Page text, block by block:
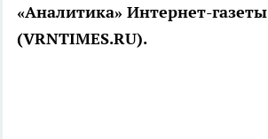
«Аналитика» Интернет-газеты
(VRNTIMES.RU).